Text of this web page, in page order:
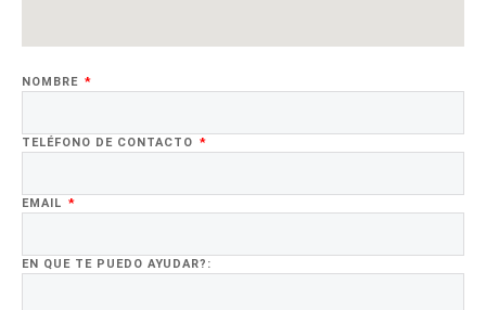
NOMBRE
TELÉFONO DE CONTACTO
EMAIL
EN QUE TE PUEDO AYUDAR?: